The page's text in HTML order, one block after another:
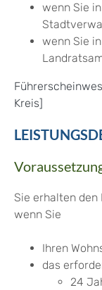
wenn Sie
wenn Sie
Kreis]
Sie erhalten den
wenn Sie
Ihren
das
24